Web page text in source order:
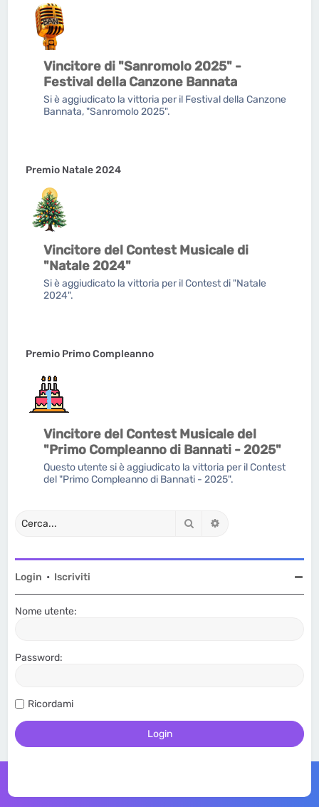
Vincitore di "Sanromolo 2025" -
Festival della Canzone Bannata
Si è aggiudicato la vittoria per il Festival della Canzone
Bannata, "Sanromolo 2025".
Premio Natale 2024
Vincitore del Contest Musicale di
"Natale 2024"
Si è aggiudicato la vittoria per il Contest di "Natale
2024".
Premio Primo Compleanno
Vincitore del Contest Musicale del
"Primo Compleanno di Bannati - 2025"
Questo utente si è aggiudicato la vittoria per il Contest
del "Primo Compleanno di Bannati - 2025".
Cerca
Login • Iscriviti
Nome utente:
Password:
Ricordami